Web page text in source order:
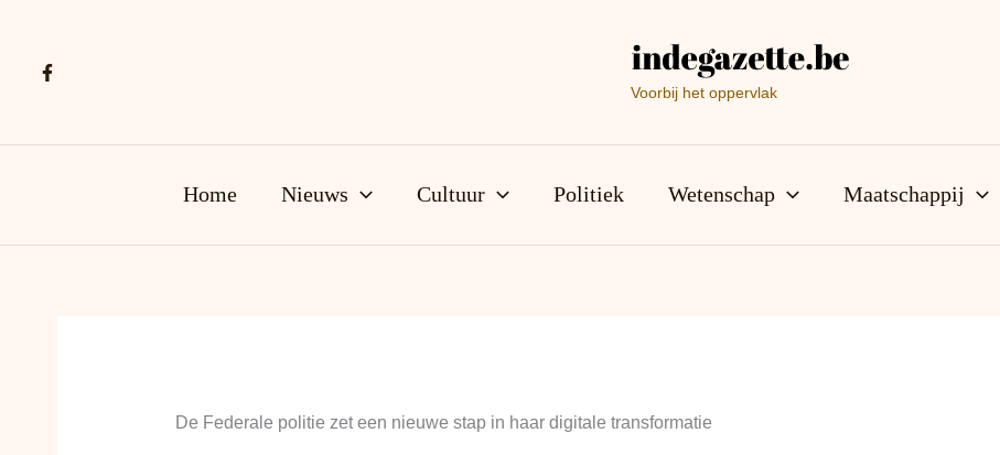
Voorbij het oppervlak
Home Nieuws Cultuur Politiek Wetenschap Maatschappij
De Federale politie zet een nieuwe stap in haar digitale transformatie